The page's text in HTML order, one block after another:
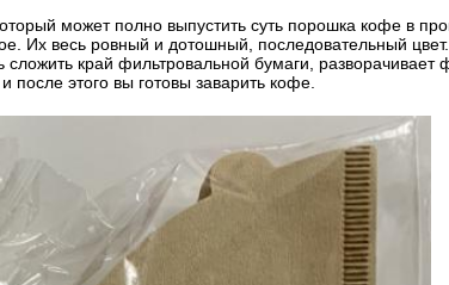
может полно выпустить суть порошка кофе в
Их весь ровный и дотошный, последовательный цвет.
край фильтровальной бумаги, разворачивает
после этого вы готовы заварить кофе.